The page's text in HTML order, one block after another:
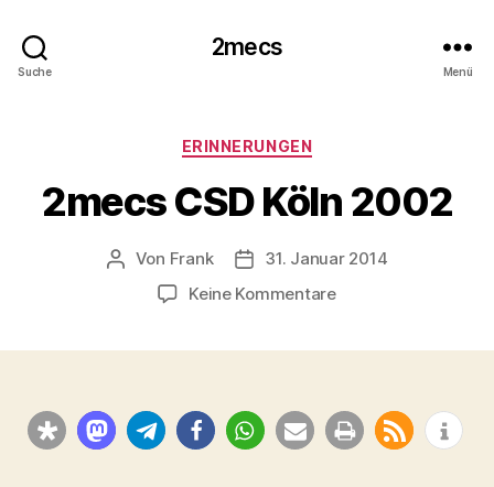
Suche
2mecs
Menü
Kategorien
ERINNERUNGEN
2mecs CSD Köln 2002
Beitragsautor
Von Frank Beitragsdatum
31. Januar 2014
Keine Kommentarezu